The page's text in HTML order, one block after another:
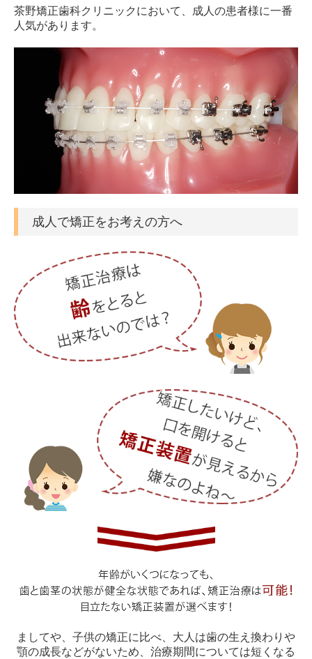
茶野矯正歯科クリニックにおいて、成人の患者様に一番
人気があります。
成人で矯正をお考えの方へ
ましてや、子供の矯正に比べ、大人は歯の生え換わりや
顎の成長などがないため、治療期間については短くなる